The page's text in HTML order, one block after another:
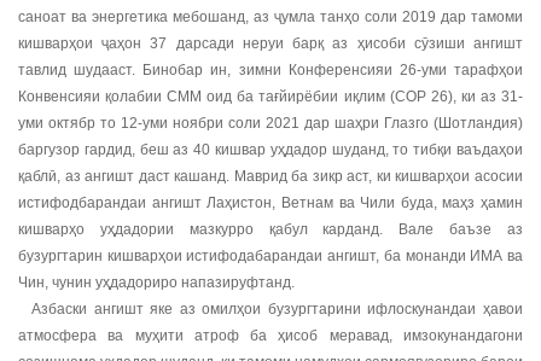
саноат ва энергетика мебошанд, аз ҷумла танҳо соли 2019 дар тамоми
кишварҳои ҷаҳон 37 дарсади неруи барқ аз ҳисоби сӯзиши ангишт
тавлид шудааст. Бинобар ин, зимни Конференсияи 26-уми тарафҳои
Конвенсияи қолабии СММ оид ба тағйирёбии иқлим (COP 26), ки аз 31-
уми октябр то 12-уми ноябри соли 2021 дар шаҳри Глазго (Шотландия)
баргузор гардид, беш аз 40 кишвар уҳдадор шуданд, то тибқи ваъдаҳои
қаблӣ, аз ангишт даст кашанд. Маврид ба зикр аст, ки кишварҳои асосии
истифодбарандаи ангишт Лаҳистон, Ветнам ва Чили буда, маҳз ҳамин
кишварҳо уҳдадории мазкурро қабул карданд. Вале баъзе аз
бузургтарин кишварҳои истифодабарандаи ангишт, ба монанди ИМА ва
Чин, чунин уҳдадориро напазируфтанд.
Азбаски ангишт яке аз омилҳои бузургтарини ифлоскунандаи ҳавои
атмосфера ва муҳити атроф ба ҳисоб меравад, имзокунандагони